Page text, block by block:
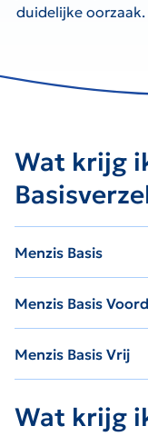
duidelijke oorzaak.
Wat krijg
Menzis Basis
Menzis Basis
Menzis Basis Vrij
Wat krijg